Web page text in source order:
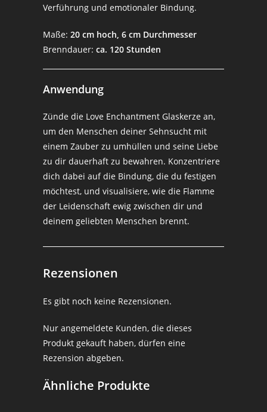
Verführung und emotionaler Bindung.
Maße:20 cm hoch, 6 cm Durchmesser
Brenndauer:ca. 120 Stunden
Anwendung
Zünde die Love Enchantment Glaskerze an,
um den Menschen deiner Sehnsucht mit
einem Zauber zu umhüllen und seine Liebe
zu dir dauerhaft zu bewahren. Konzentriere
dich dabei auf die Bindung, die du festigen
möchtest, und visualisiere, wie die Flamme
der Leidenschaft ewig zwischen dir und
deinem geliebten Menschen brennt.
Rezensionen
Es gibt noch keine Rezensionen.
Nur angemeldete Kunden, die dieses
Produkt gekauft haben, dürfen eine
Rezension abgeben.
Ähnliche Produkte